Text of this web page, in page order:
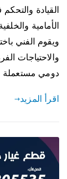
القيادة
الأمامية
ويقوم الفني
والاحتياجات
دومي مستعملة
اقرأ المزيد